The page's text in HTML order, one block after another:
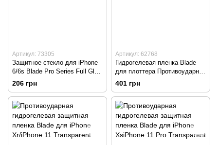
Артикул: 73305
Защитное стекло для iPhone
6/6s Blade Pro Series Full Glue
2.5D White
206 грн
Артикул: 62768
Гидрогелевая пленка Blade
для плоттера Противоударная
Privacy Антишпион
401 грн